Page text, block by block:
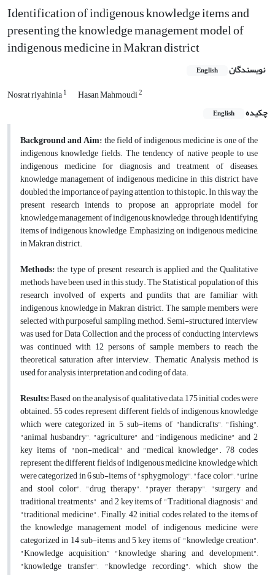
Identification of indigenous knowledge items and
presenting the knowledge management model of
indigenous medicine in Makran district
نویسندگان English
Nosrat riyahinia1 Hasan Mahmoudi2
چکیده English
Background and Aim:the field of indigenous medicine is one of the
indigenous knowledge fields. The tendency of native people to use
indigenous medicine for diagnosis and treatment of diseases,
knowledge management of indigenous medicine in this district, have
doubled the importance of paying attention to this topic. In this way, the
present research intends to propose an appropriate model for
knowledge management of indigenous knowledge, through identifying
items of indigenous knowledge, Emphasizing on indigenous medicine,
in Makran district.
Methods:the type of present research is applied and the Qualitative
methods have been used in this study. The Statistical population of this
research involved of experts and pundits that are familiar with
indigenous knowledge in Makran district. The sample members were
selected with purposeful sampling method. Semi-structured interview
was used for Data Collection and the process of conducting interviews
was continued with 12 persons of sample members to reach the
theoretical saturation after interview. Thematic Analysis method is
used for analysis, interpretation and coding of data.
Results:Based on the analysis of qualitative data, 175 initial codes were
obtained. 55 codes represent different fields of indigenous knowledge
which were categorized in 5 sub-items of "handicrafts", "fishing",
"animal husbandry", "agriculture" and"indigenous medicine" and 2
key items of "non-medical" and "medical knowledge". 78 codes
represent the different fields of indigenous medicine knowledge which
were categorized in 6 sub-items of"sphygmology","face color","urine
and stool color", "drug therapy", "prayer therapy", "surgery and
traditional treatments" and 2 key items of"Traditional diagnosis"and
"traditional medicine". Finally, 42 initial codes related to the items of
the knowledge management model of indigenous medicine were
categorized in 14 sub-items and 5 key items of"knowledge creation",
"Knowledge acquisition”, "knowledge sharing and development",
"knowledge transfer", "knowledge recording", which show the